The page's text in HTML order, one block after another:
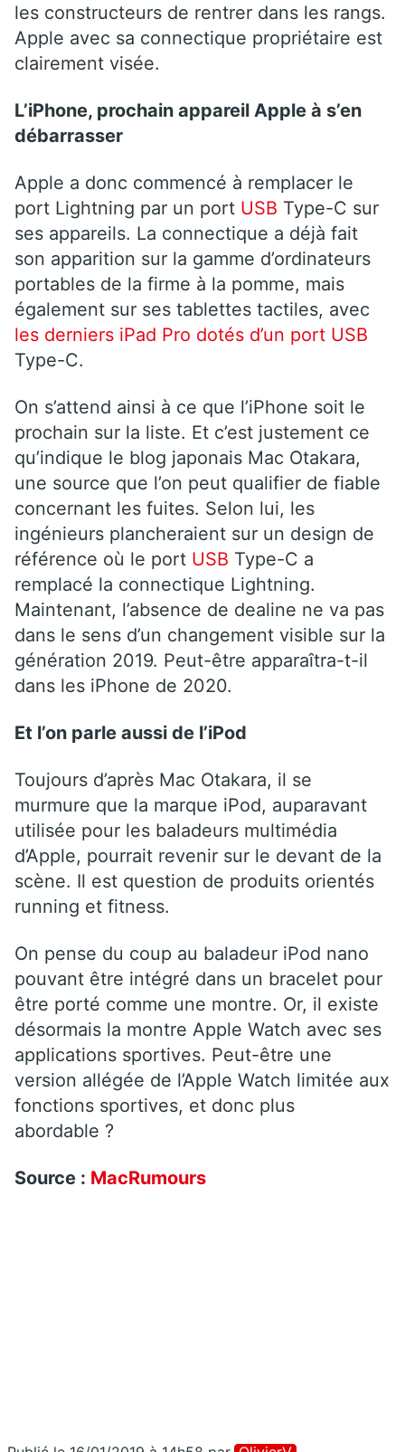
les constructeurs de rentrer dans les rangs.
Apple avec sa connectique propriétaire est
clairement visée.
L’iPhone, prochain appareil Apple à s’en
débarrasser
Apple a donc commencé à remplacer le
port Lightning par un port USB Type-C sur
ses appareils. La connectique a déjà fait
son apparition sur la gamme d’ordinateurs
portables de la firme à la pomme, mais
également sur ses tablettes tactiles, avec
les derniers iPad Pro dotés d’un port USB
Type-C.
On s’attend ainsi à ce que l’iPhone soit le
prochain sur la liste. Et c’est justement ce
qu’indique le blog japonais Mac Otakara,
une source que l’on peut qualifier de fiable
concernant les fuites. Selon lui, les
ingénieurs plancheraient sur un design de
référence où le port USB Type-C a
remplacé la connectique Lightning.
Maintenant, l’absence de dealine ne va pas
dans le sens d’un changement visible sur la
génération 2019. Peut-être apparaîtra-t-il
dans les iPhone de 2020.
Et l’on parle aussi de l’iPod
Toujours d’après Mac Otakara, il se
murmure que la marque iPod, auparavant
utilisée pour les baladeurs multimédia
d’Apple, pourrait revenir sur le devant de la
scène. Il est question de produits orientés
running et fitness.
On pense du coup au baladeur iPod nano
pouvant être intégré dans un bracelet pour
être porté comme une montre. Or, il existe
désormais la montre Apple Watch avec ses
applications sportives. Peut-être une
version allégée de l’Apple Watch limitée aux
fonctions sportives, et donc plus
abordable ?
Source : MacRumours